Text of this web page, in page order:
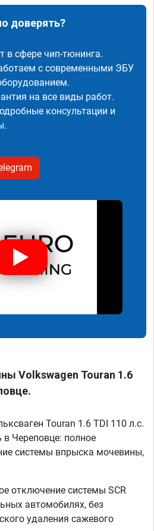
доверять?
в сфере чип-тюнинга.
с современными ЭБУ
на все виды работ.
консультации и
Volkswagen Touran 1.6
Touran 1.6 TDI 110 л.с.
в Череповце: полное
системы впрыска мочевины,
отключение системы SCR
автомобилях, без
удаления сажевого